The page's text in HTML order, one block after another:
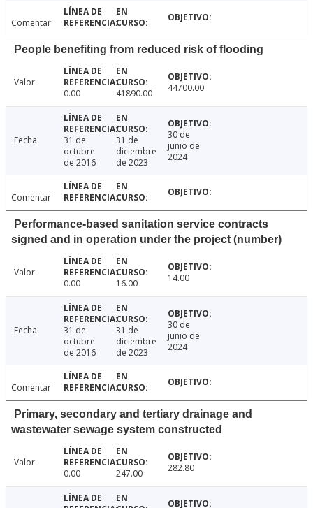
Comentar
People benefiting from reduced risk of flooding
Valor
0.00
41890.00 44700.00
Fecha
31 de
octubre
de 2016
31 de
diciembre
de 2023
30 de
junio de
2024
Comentar
Performance-based sanitation service contracts
signed and in operation under the project (number)
Valor
0.00
16.00 14.00
Fecha
31 de
octubre
de 2016
31 de
diciembre
de 2023
30 de
junio de
2024
Comentar
Primary, secondary and tertiary drainage and
wastewater sewage system constructed
Valor
0.00
247.00 282.80